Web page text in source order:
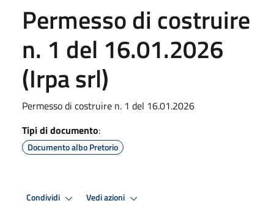
Permesso di costruire
n. 1 del 16.01.2026
(Irpa srl)
Permesso di costruire n. 1 del 16.01.2026
Tipi di documento:
Documento albo Pretorio
Condividi Vedi azioni